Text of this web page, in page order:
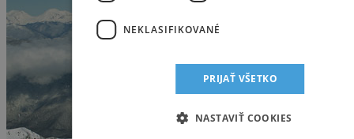
NEKLASIFIKOVANÉ
PRIJAŤ VŠETKO
NASTAVIŤ COOKIES